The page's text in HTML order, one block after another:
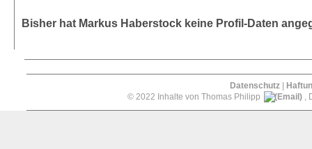
Bisher hat Markus Haberstock keine Profil-Daten
Datenschutz |
© 2022 Inhalte von Thomas Philipp
,